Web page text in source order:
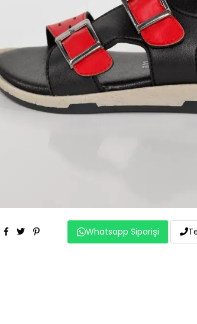
Whatsapp Siparişi